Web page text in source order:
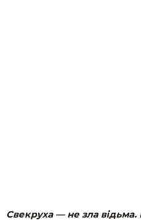
Свекруха — не зла відьма.